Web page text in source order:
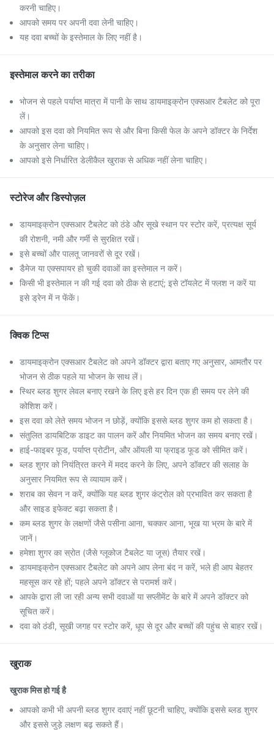
करनी चाहिए।
आपको समय पर अपनी दवा लेनी चाहिए।
यह दवा बच्चों के इस्तेमाल के लिए नहीं है।
इस्तेमाल करने का तरीका
भोजन से पहले पर्याप्त मात्रा में पानी के साथ डायमाइक्रोन एक्सआर टैबलेट को पूरा
लें।
आपको इस दवा को नियमित रूप से और बिना किसी फेल के अपने डॉक्टर के निर्देश
के अनुसार लेना चाहिए।
आपको इसे निर्धारित डेलीकैल खुराक से अधिक नहीं लेना चाहिए।
स्टोरेज और डिस्पोज़ल
डायमाइक्रोन एक्सआर टैबलेट को ठंडे और सूखे स्थान पर स्टोर करें, प्रत्यक्ष सूर्य
की रोशनी, नमी और गर्मी से सुरक्षित रखें।
इसे बच्चों और पालतू जानवरों से दूर रखें।
डैमेज या एक्सपायर हो चुकी दवाओं का इस्तेमाल न करें।
किसी भी इस्तेमाल न की गई दवा को ठीक से हटाएं; इसे टॉयलेट में फ्लश न करें या
इसे ड्रेन में न फेंकें।
क्विक टिप्स
डायमाइक्रोन एक्सआर टैबलेट को अपने डॉक्टर द्वारा बताए गए अनुसार, आमतौर पर
भोजन से ठीक पहले या भोजन के साथ लें।
स्थिर ब्लड शुगर लेवल बनाए रखने के लिए इसे हर दिन एक ही समय पर लेने की
कोशिश करें।
इस दवा को लेते समय भोजन न छोड़ें, क्योंकि इससे ब्लड शुगर कम हो सकता है।
संतुलित डायबिटिक डाइट का पालन करें और नियमित भोजन का समय बनाए रखें।
हाई-फाइबर फूड, पर्याप्त प्रोटीन, और ऑयली या फ्राइड फूड को सीमित करें।
ब्लड शुगर को नियंत्रित करने में मदद करने के लिए, अपने डॉक्टर की सलाह के
अनुसार नियमित रूप से व्यायाम करें।
शराब का सेवन न करें, क्योंकि यह ब्लड शुगर कंट्रोल को प्रभावित कर सकता है
और साइड इफेक्ट बढ़ा सकता है।
कम ब्लड शुगर के लक्षणों जैसे पसीना आना, चक्कर आना, भूख या भ्रम के बारे में
जानें।
हमेशा शुगर का स्रोत (जैसे ग्लूकोज टैबलेट या जूस) तैयार रखें।
डायमाइक्रोन एक्सआर टैबलेट को अपने आप लेना बंद न करें, भले ही आप बेहतर
महसूस कर रहे हों; पहले अपने डॉक्टर से परामर्श करें।
आपके द्वारा ली जा रही अन्य सभी दवाओं या सप्लीमेंट के बारे में अपने डॉक्टर को
सूचित करें।
दवा को ठंडी, सूखी जगह पर स्टोर करें, धूप से दूर और बच्चों की पहुंच से बाहर रखें।
खुराक
खुराक मिस हो गई है
आपको कभी भी अपनी ब्लड शुगर दवाएं नहीं छूटनी चाहिए, क्योंकि इससे ब्लड शुगर
और इससे जुड़े लक्षण बढ़ सकते हैं।